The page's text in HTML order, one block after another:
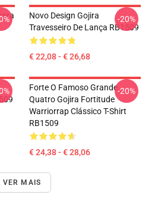
Novo Design Gojira
Travesseiro De Lança RB1509
€ 22,08 - € 26,68
-20%
Forte O Famoso Grande
Quatro Gojira Fortitude
Warriorrap Clássico T-Shirt
RB1509
€ 24,38 - € 28,06
-20%
VER MAIS